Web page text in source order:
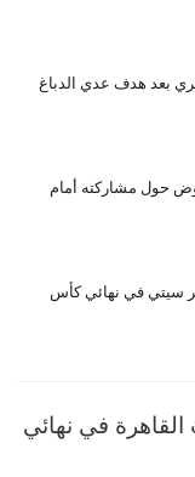
بعد هدف عدي الدباغ
حول مشاركته أمام
سيتي في نهائي كأس
القاهرة في نهائي